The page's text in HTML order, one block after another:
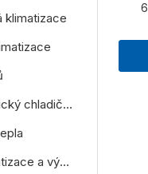
klimatizace
Peliter termoelektrický chladič (TEC Cooler)
Kombinovaná klimatizace a výměník tepla